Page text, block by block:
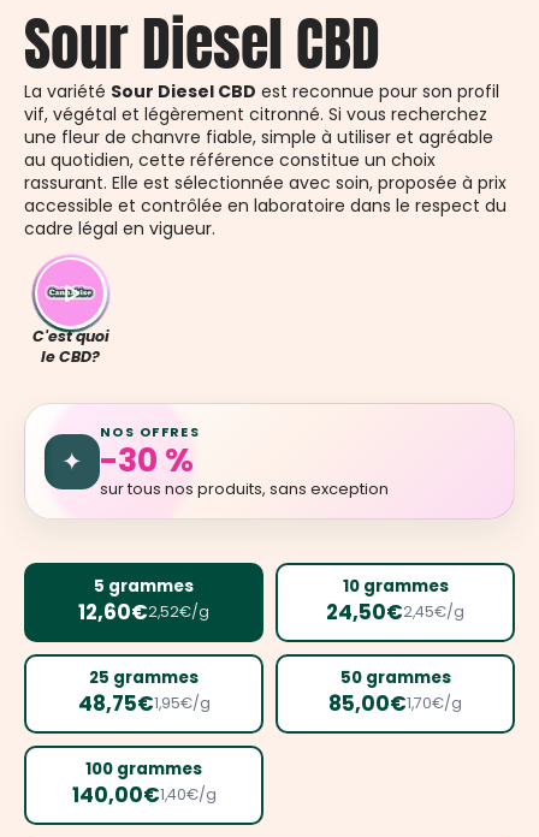
Sour Diesel CBD
La variété Sour Diesel CBD est reconnue pour son profil
vif, végétal et légèrement citronné. Si vous recherchez
une fleur de chanvre fiable, simple à utiliser et agréable
au quotidien, cette référence constitue un choix
rassurant. Elle est sélectionnée avec soin, proposée à prix
accessible et contrôlée en laboratoire dans le respect du
cadre légal en vigueur.
C'est quoi
le CBD?
✦
NOS OFFRES
-30 %
sur tous nos produits, sans exception
5 grammes
12,60€2,52€/g
10 grammes
24,50€2,45€/g
25 grammes
48,75€1,95€/g
50 grammes
85,00€1,70€/g
100 grammes
140,00€1,40€/g